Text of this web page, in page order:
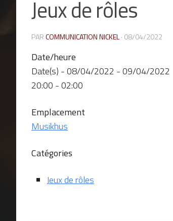
Jeux de rôles
PARCOMMUNICATION NICKEL· 08/04/2022
Date/heure
Date(s) - 08/04/2022 - 09/04/2022
20:00 - 02:00
Emplacement
Musikhus
Catégories
Jeux de rôles